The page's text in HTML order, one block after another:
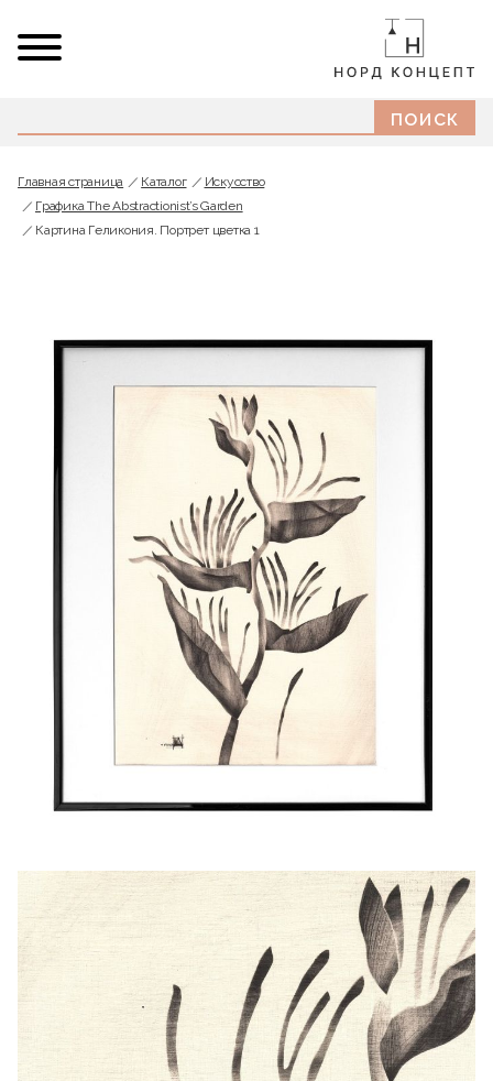
Главная страница Каталог
Искусство
Графика The Abstractionist’s Garden
Картина Геликония. Портрет цветка 1